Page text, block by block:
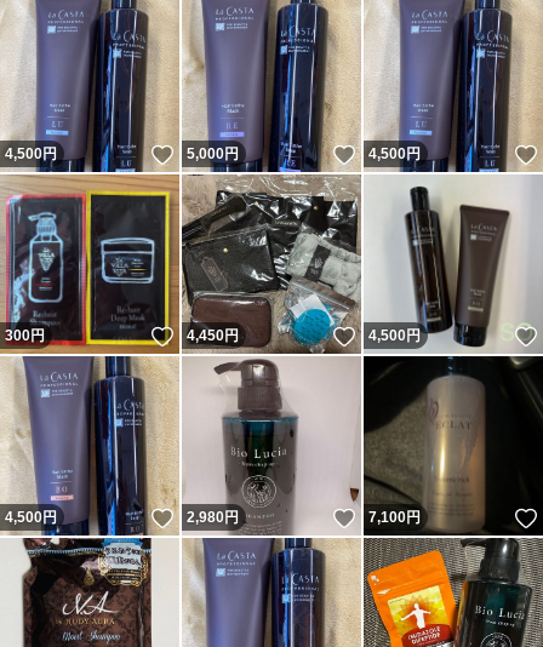
4,500円 いいね！
5,000円 いいね！
4,500円
300円 いいね！
4,450円 いいね！
4,500円
4,500円 いいね！
2,980円 いいね！
7,100円